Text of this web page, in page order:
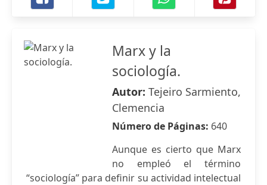
Marx y la
sociología.
Autor: Tejeiro Sarmiento,
Clemencia
Número de Páginas: 640
Aunque es cierto que Marx
no empleó el término
“sociología” para definir su actividad intelectual